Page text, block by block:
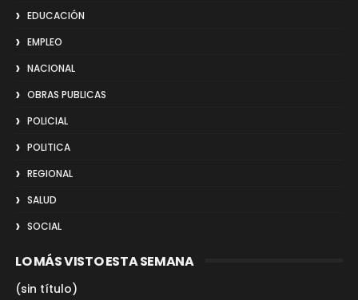
EDUCACIÓN
EMPLEO
NACIONAL
OBRAS PUBLICAS
POLICIAL
POLITICA
REGIONAL
SALUD
SOCIAL
LO MÁS VISTO ESTA SEMANA
(sin título)